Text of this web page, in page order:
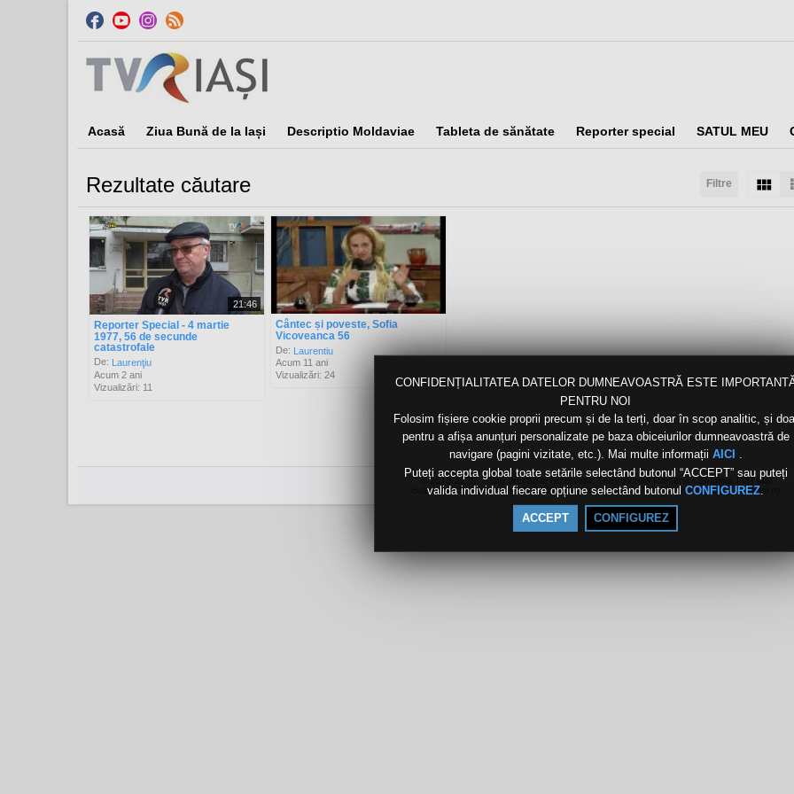
CONFIDENȚIALITATEA DATELOR DUMNEAVOASTRĂ ESTE
PENTRU NOI
Folosim fișiere cookie proprii precum și de la terți, doar în scop analitic, și
pentru a afișa anunțuri personalizate pe baza obiceiurilor dumneavoastră de
navigare (pagini vizitate, etc.). Mai multe informații AICI .
Puteți accepta global toate setările selectând butonul “ACCEPT” sau puteți
valida individual fiecare opțiune selectând butonul CONFIGUREZ
ACCEPT CONFIGUREZ
Acasă Ziua Bună de la Iași Descriptio Moldaviae Tableta de sănătate Reporter special SATUL MEU
Filtre
Rezultate căutare
Sortaţi după:
21:46
Reporter Special - 4 martie
1977, 56 de secunde
catastrofale
De: Laurenţiu
Acum 2 ani
Vizualizări: 11
Cântec și poveste, Sofia
Vicoveanca 56
De: Laurentiu
Acum 11 ani
Vizualizări: 24
© 2013-2228, Toate drepturile rezervate, Televiziunea Română - Studioul TVR Iași
Bulevardul Independenței 1, Bl.D1-D2, mezanin, Iași, 700106, webmaster [at] tvriasi.ro